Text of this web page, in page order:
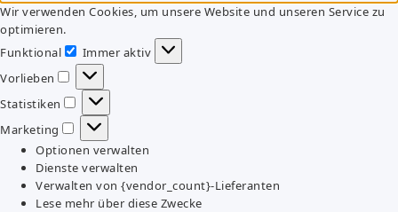
Wir verwenden Cookies, um unsere Website und unseren Service zu
optimieren.
Funktional
Funktional
Immer aktiv
Vorlieben
Vorlieben
Statistiken
Statistiken
Marketing
Marketing
Optionen verwalten
Dienste verwalten
Verwalten von {vendor_count}-Lieferanten
Lese mehr über diese Zwecke